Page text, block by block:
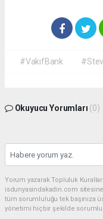
#VakıfBank
Okuyucu Yorumları (0)
Yorum yazarak Topluluk
isdunyasindakadin.com sitesine
tüm sorumluluğu tek başınıza
yönetimi hiçbir şekilde sorumlu